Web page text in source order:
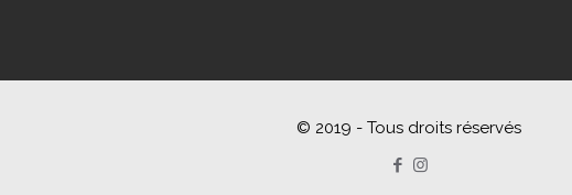
© 2019 - Tous droits réservés